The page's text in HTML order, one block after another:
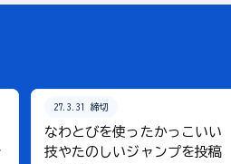
27.3.31 締切
なわとびを使ったかっこいい
技やたのしいジャンプを投稿